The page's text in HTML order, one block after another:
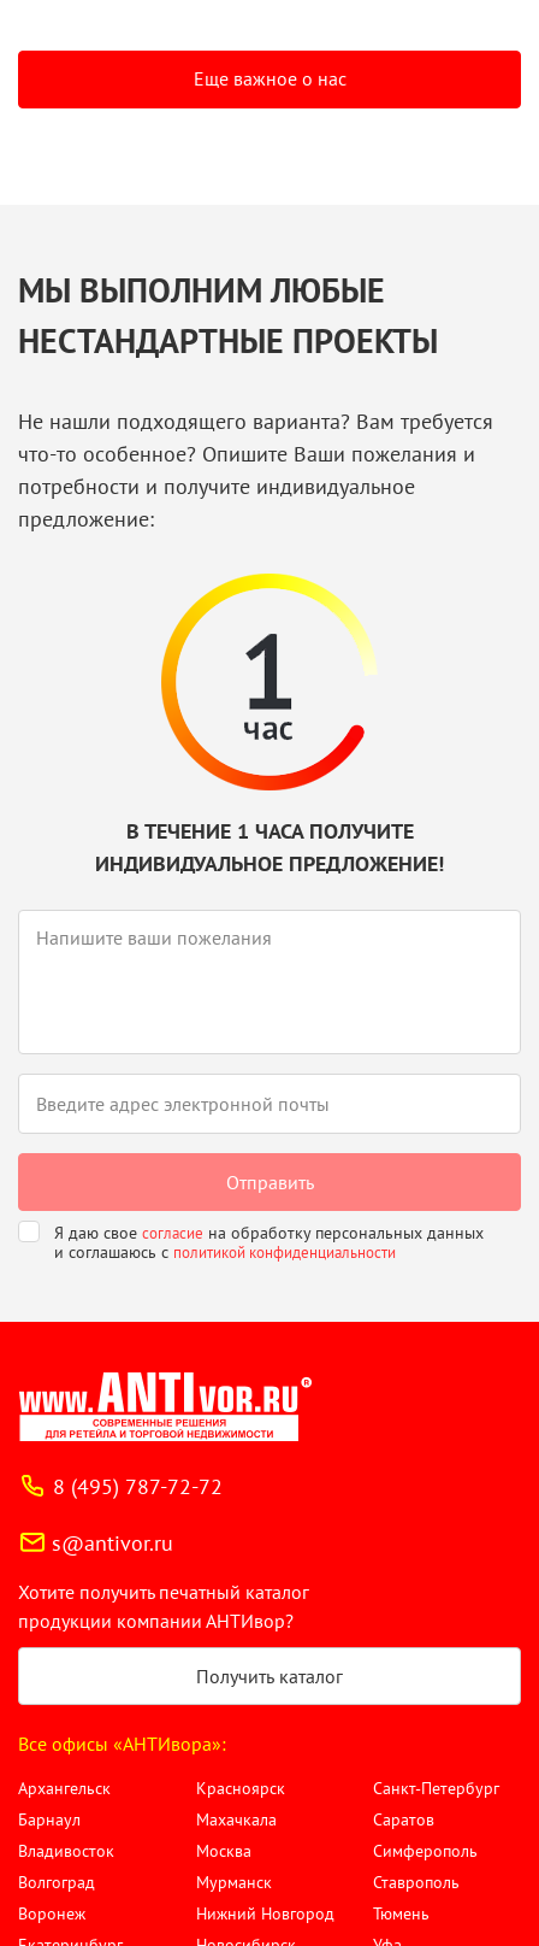
Еще важное о нас
МЫ ВЫПОЛНИМ ЛЮБЫЕ
НЕСТАНДАРТНЫЕ ПРОЕКТЫ
Не нашли подходящего варианта? Вам требуется
что-то особенное? Опишите Ваши пожелания и
потребности и получите индивидуальное
предложение:
В ТЕЧЕНИЕ 1 ЧАСА ПОЛУЧИТЕ
ИНДИВИДУАЛЬНОЕ ПРЕДЛОЖЕНИЕ!
Я даю свое согласие на обработку персональных данных
и соглашаюсь с политикой конфиденциальности
8 (495) 787-72-72
s@antivor.ru
Хотите получить печатный каталог
продукции компании АНТИвор?
Получить каталог
Все офисы «АНТИвора»:
Архангельск
Барнаул
Владивосток
Волгоград
Воронеж
Красноярск
Махачкала
Москва
Мурманск
Нижний Новгород
Санкт-Петербург
Саратов
Симферополь
Ставрополь
Тюмень